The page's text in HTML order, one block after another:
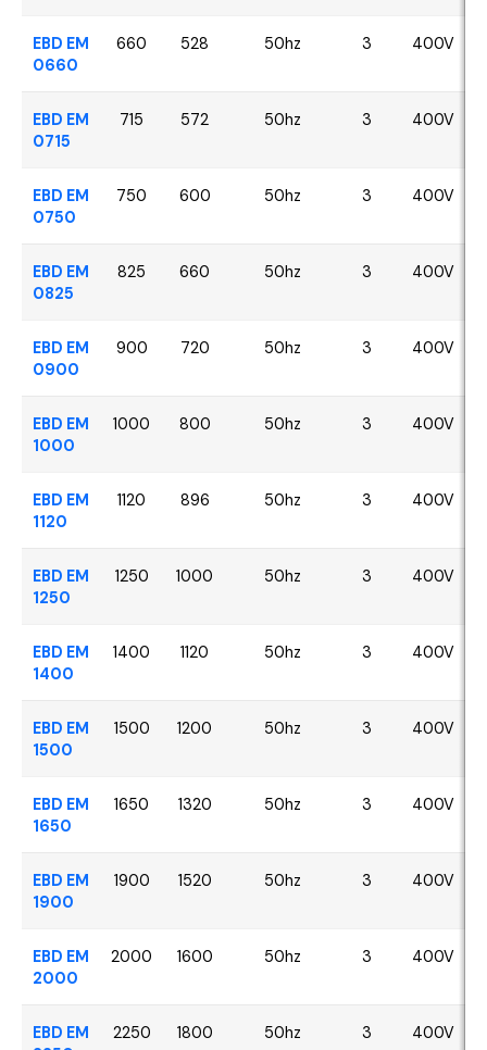
EBD EM
0660
660 528 50hz 3 400V
EBD EM
0715
715 572 50hz 3 400V
EBD EM
0750
750 600 50hz 3 400V
EBD EM
0825
825 660 50hz 3 400V
EBD EM
0900
900 720 50hz 3 400V
EBD EM
1000
1000 800 50hz 3 400V
EBD EM
1120
1120 896 50hz 3 400V
EBD EM
1250
1250 1000 50hz 3 400V
EBD EM
1400
1400 1120 50hz 3 400V
EBD EM
1500
1500 1200 50hz 3 400V
EBD EM
1650
1650 1320 50hz 3 400V
EBD EM
1900
1900 1520 50hz 3 400V
EBD EM
2000
2000 1600 50hz 3 400V
EBD EM
2250 1800 50hz 3 400V